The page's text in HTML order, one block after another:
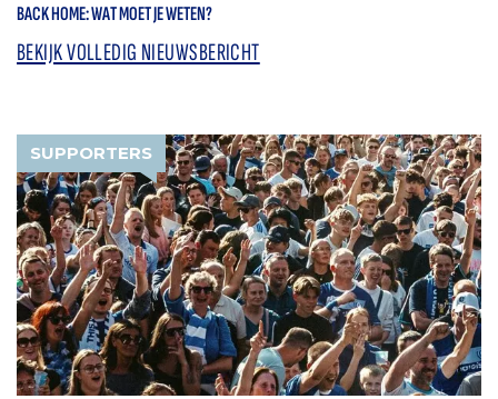
BACK HOME: WAT MOET JE WETEN?
BEKIJK VOLLEDIG NIEUWSBERICHT
SUPPORTERS